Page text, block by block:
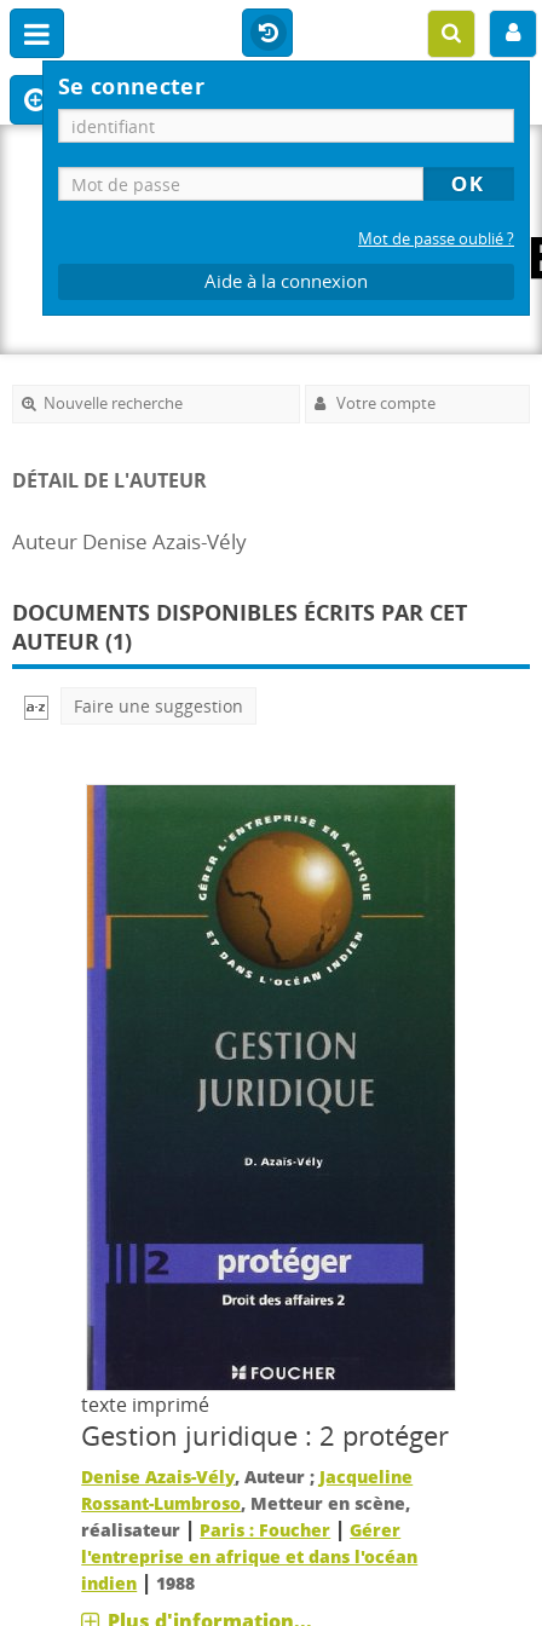
Se connecter
Mot de passe oublié ?
Aide à la connexion
Nouvelle recherche Votre compte
DÉTAIL DE L'AUTEUR
Auteur Denise Azais-Vély
DOCUMENTS DISPONIBLES ÉCRITS PAR CET
AUTEUR (1)
Faire une suggestion
texte imprimé
Gestion juridique : 2 protéger
Denise Azais-Vély, Auteur ; Jacqueline
Rossant-Lumbroso, Metteur en scène,
réalisateur | Paris : Foucher |Gérer
l'entreprise en afrique et dans l'océan
indien | 1988